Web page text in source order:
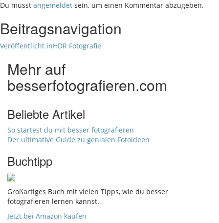
Du musst angemeldet sein, um einen Kommentar abzugeben.
Beitragsnavigation
Veröffentlicht inHDR Fotografie
Mehr auf
besserfotografieren.com
Beliebte Artikel
So startest du mit besser fotografieren
Der ultimative Guide zu genialen Fotoideen
Buchtipp
Großartiges Buch mit vielen Tipps, wie du besser
fotografieren lernen kannst.
Jetzt bei Amazon kaufen